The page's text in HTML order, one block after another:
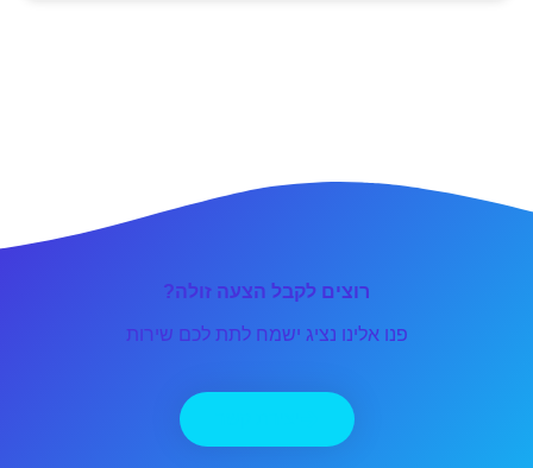
רוצים לקבל הצעה זולה?
פנו אלינו נציג ישמח לתת לכם שירות